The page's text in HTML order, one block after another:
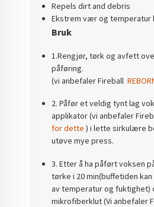
Repels dirt and debris
Ekstrem vær og temperatur
Bruk
1.Rengjør, tørk og avfett
påføring.
(vi anbefaler Fireball
2. Påfør et veldig tynt lag
applikator (vi anbefaler
for dette ) i lette sirkulære
utøve mye press.
3. Etter å ha påført voksen
tørke i 20 min(buffetiden
av temperatur og fuktighet)
mikrofiberklut(Vi anbefaler